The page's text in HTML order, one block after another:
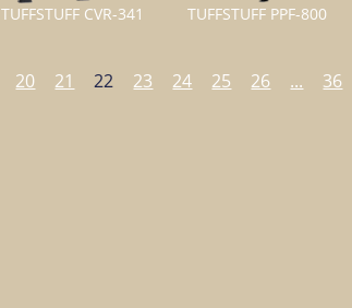
TUFFSTUFF CVR-341 TUFFSTUFF PPF-800
20 21 22 23 24 25 26 ... 36